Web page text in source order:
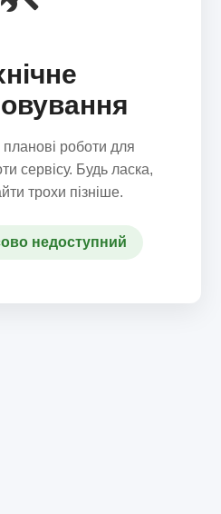
роботи для
сервісу. Будь ласка,
трохи пізніше.
недоступний